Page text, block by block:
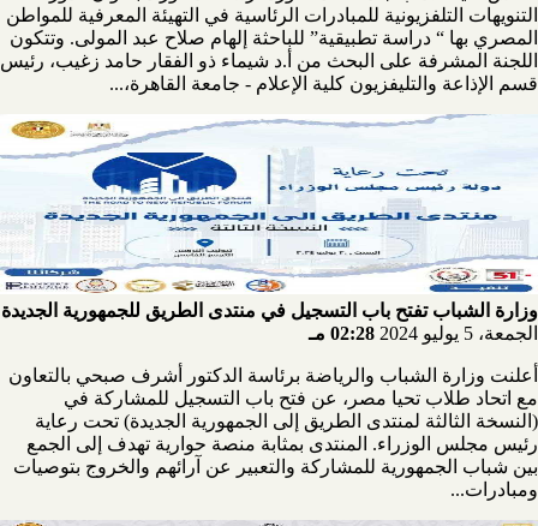
التنويهات التلفزيونية للمبادرات الرئاسية في التهيئة المعرفية للمواطن
المصري بها “ دراسة تطبيقية” للباحثة إلهام صلاح عبد المولى. وتتكون
اللجنة المشرفة على البحث من أ.د شيماء ذو الفقار حامد زغيب، رئيس
قسم الإذاعة والتليفزيون كلية الإعلام - جامعة القاهرة،...
وزارة الشباب تفتح باب التسجيل في منتدى الطريق للجمهورية الجديدة
الجمعة، 5 يوليو 2024
02:28 مـ
أعلنت وزارة الشباب والرياضة برئاسة الدكتور أشرف صبحي بالتعاون
مع اتحاد طلاب تحيا مصر، عن فتح باب التسجيل للمشاركة في
(النسخة الثالثة لمنتدى الطريق إلى الجمهورية الجديدة) تحت رعاية
رئيس مجلس الوزراء. المنتدى بمثابة منصة حوارية تهدف إلى الجمع
بين شباب الجمهورية للمشاركة والتعبير عن آرائهم والخروج بتوصيات
ومبادرات...